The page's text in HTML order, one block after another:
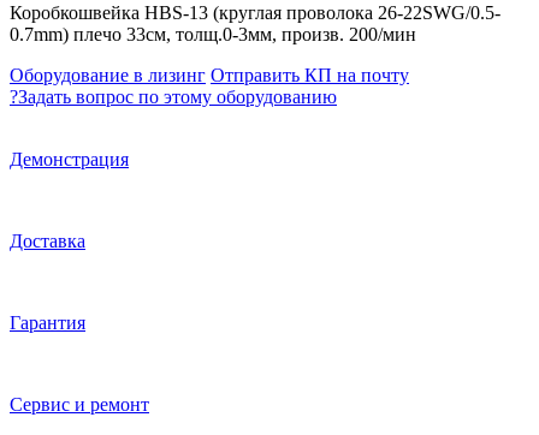
Коробкошвейка HBS-13 (круглая проволока 26-22SWG/0.5-
0.7mm) плечо 33см, толщ.0-3мм, произв. 200/мин
Оборудование в лизинг Отправить КП на почту
?Задать вопрос по этому оборудованию
Демонстрация
Доставка
Гарантия
Сервис и ремонт